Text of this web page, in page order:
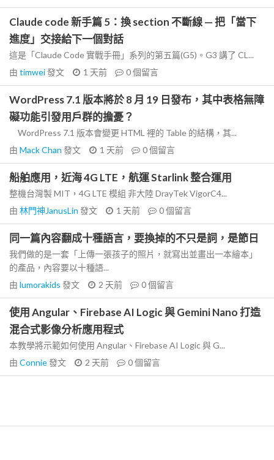
Claude code 新手篇 5：換 section 不斷線 — 把「當下
進度」交接給下一個對話
這是「Claude Code 實戰手冊」系列的第五篇(G5)。G3 講了 CL...
由 timwei發文 1 天前 0個留言
WordPress 7.1 版本將於 8 月 19 日發布，其中表格無障
礙功能引發用戶群的擔憂？
WordPress 7.1 版本會變更 HTML 裡的 Table 的結構，其...
由 Mack Chan 發文 1 天前 0個留言
船舶應用，近海 4G LTE，航運 Starlink 整合運用
整機台灣製 MIT，4G LTE 模組 非大陸 DrayTek VigorC4...
由 林門神JanusLin 發文 1 天前 0個留言
同一篇內容翻成十種語言，要換掉的不只是詞，是節日
我們做的是一套「上傳一張孩子的照片，就寫出並畫出一本繪本」
的產品，內容要以十種語...
由 lumorakids 發文 2 天前 0個留言
使用 Angular、Firebase AI Logic 與 Gemini Nano 打造
混合式影像分析應用程式
本教學將示範如何使用 Angular、Firebase AI Logic 與 G...
由 Connie發文 2 天前 0個留言